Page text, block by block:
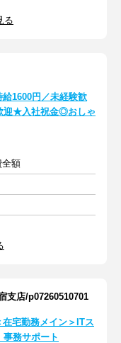
る
給1600円／未経験歓
迎★入社祝金◎おしゃ
全額
支店/p07260510701
在宅勤務メイン＞ITス
事務サポート